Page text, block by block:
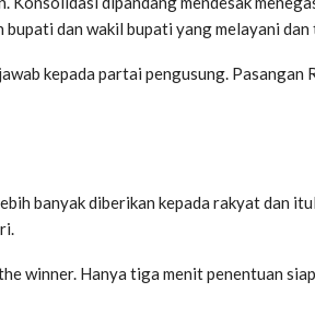
dan wakil bupati yang melayani
kepada partai pengusung.
banyak diberikan kepada rakyat dan
winner. Hanya tiga menit penentuan